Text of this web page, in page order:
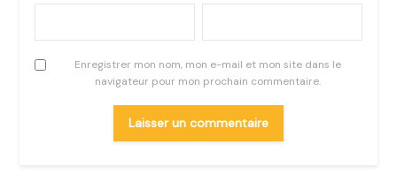
Enregistrer mon nom, mon e-mail et mon site dans le
navigateur pour mon prochain commentaire.